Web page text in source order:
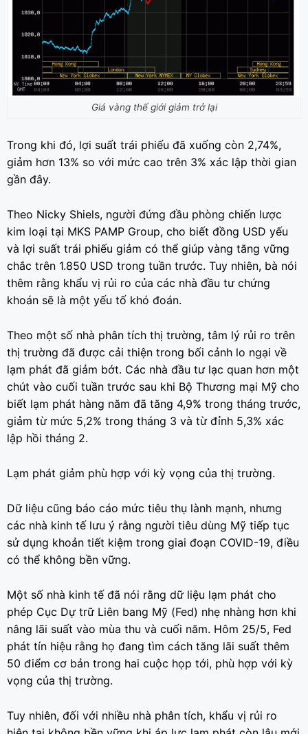
Giá vàng thế giới giảm trở lại
Trong khi đó, lợi suất trái phiếu đã xuống còn 2,74%,
giảm hơn 13% so với mức cao trên 3% xác lập thời gian
gần đây.
Theo Nicky Shiels, người đứng đầu phòng chiến lược
kim loại tại MKS PAMP Group, cho biết đồng USD yếu
và lợi suất trái phiếu giảm có thể giúp vàng tăng vững
chắc trên 1.850 USD trong tuần trước. Tuy nhiên, bà nói
thêm rằng khẩu vị rủi ro của các nhà đầu tư chứng
khoán sẽ là một yếu tố khó đoán.
Theo một số nhà phân tích thị trường, tâm lý rủi ro trên
thị trường đã được cải thiện trong bối cảnh lo ngại về
lạm phát đã giảm bớt. Các nhà đầu tư lạc quan hơn một
chút vào cuối tuần trước sau khi Bộ Thương mại Mỹ cho
biết lạm phát hàng năm đã tăng 4,9% trong tháng trước,
giảm từ mức 5,2% trong tháng 3 và từ đỉnh 5,3% xác
lập hồi tháng 2.
Lạm phát giảm phù hợp với kỳ vọng của thị trường.
Dữ liệu cũng báo cáo mức tiêu thụ lành mạnh, nhưng
các nhà kinh tế lưu ý rằng người tiêu dùng Mỹ tiếp tục
sử dụng khoản tiết kiệm trong giai đoạn COVID-19, điều
có thể không bền vững.
Một số nhà kinh tế đã nói rằng dữ liệu lạm phát cho
phép Cục Dự trữ Liên bang Mỹ (Fed) nhẹ nhàng hơn khi
nâng lãi suất vào mùa thu và cuối năm. Hôm 25/5, Fed
phát tín hiệu rằng họ đang tìm cách tăng lãi suất thêm
50 điểm cơ bản trong hai cuộc họp tới, phù hợp với kỳ
vọng của thị trường.
Tuy nhiên, đối với nhiều nhà phân tích, khẩu vị rủi ro